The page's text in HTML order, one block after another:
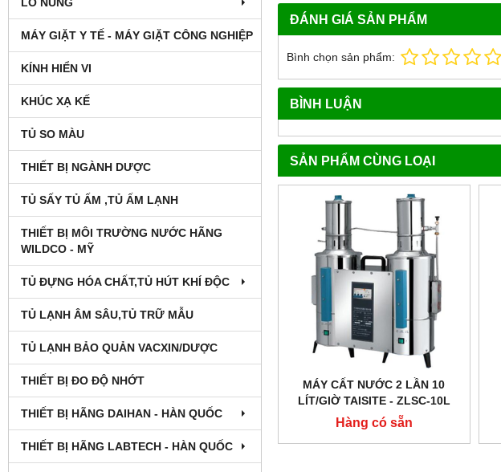
MÁY GIẶT Y TẾ - MÁY GIẶT CÔNG NGHIỆP
KÍNH HIỂN VI
KHÚC XẠ KẾ
TỦ SO MÀU
THIẾT BỊ NGÀNH DƯỢC
TỦ SẤY TỦ ẤM ,TỦ ẤM LẠNH
THIẾT BỊ MÔI TRƯỜNG NƯỚC HÃNG
WILDCO - MỸ
TỦ ĐỰNG HÓA CHẤT,TỦ HÚT KHÍ ĐỘC
TỦ LẠNH ÂM SÂU,TỦ TRỮ MẪU
TỦ LẠNH BẢO QUẢN VACXIN/DƯỢC
THIẾT BỊ ĐO ĐỘ NHỚT
THIẾT BỊ HÃNG DAIHAN - HÀN QUỐC
THIẾT BỊ HÃNG LABTECH - HÀN QUỐC
ĐÁNH GIÁ SẢN PHẨM
Bình chọn sản phẩm:
BÌNH LUẬN
SẢN PHẨM CÙNG LOẠI
MÁY CẤT NƯỚC 2 LẦN 10
LÍT/GIỜ TAISITE - ZLSC-10L
Hàng có sẵn